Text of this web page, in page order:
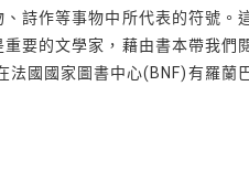
詩作等事物中所代表的符號。
要的文學家，藉由書本帶我們
國國家圖書中心(BNF)有羅蘭